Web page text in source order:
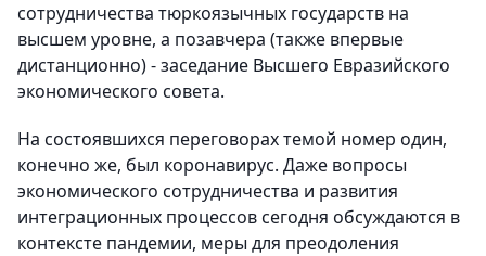
сотрудничества тюркоязычных государств на
высшем уровне, а позавчера (также впервые
дистанционно) - заседание Высшего Евразийского
экономического совета.
На состоявшихся переговорах темой номер один,
конечно же, был коронавирус. Даже вопросы
экономического сотрудничества и развития
интеграционных процессов сегодня обсуждаются в
контексте пандемии, меры для преодоления